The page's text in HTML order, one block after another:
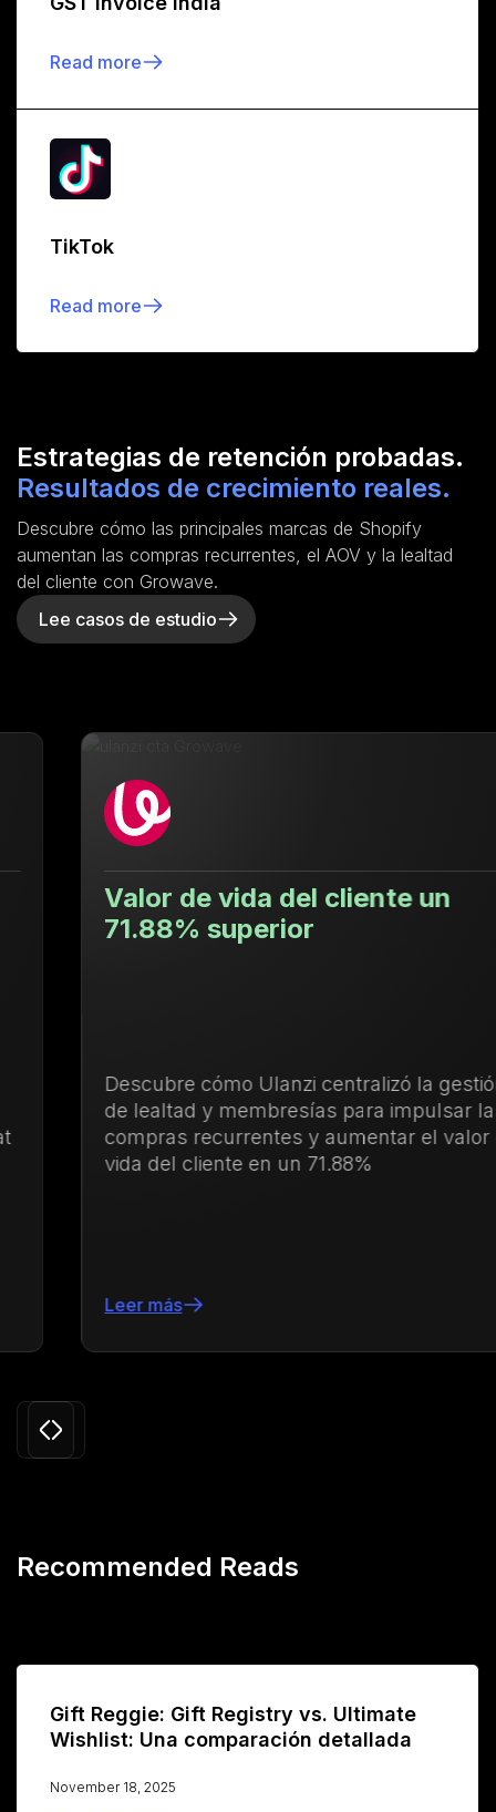
Read more
TikTok
Read more
Estrategias de retención probadas.
Resultados de crecimiento reales.
Descubre cómo las principales marcas de Shopify
aumentan las compras recurrentes, el AOV y la lealtad
del cliente con Growave.
Lee casos de estudio
Valor de vida del cliente un
71.88% superior
Descubre cómo Ulanzi centralizó la gestión
de lealtad y membresías para impulsar las
compras recurrentes y aumentar el valor de
vida del cliente en un 71.88%
Leer más
Recommended Reads
Gift Reggie: Gift Registry vs. Ultimate
Wishlist: Una comparación detallada
November 18, 2025